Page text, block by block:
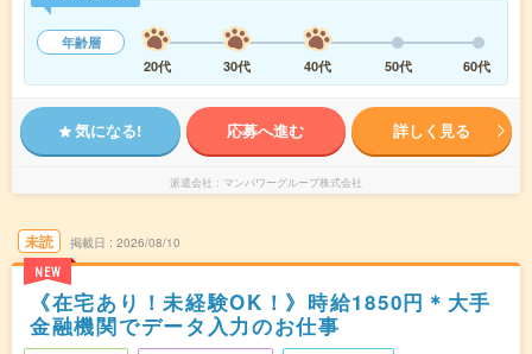
年齢層
20代
30代 40代 50代 60代
気になる! 応募へ進む 詳しく見る
派遣会社 マンパワーグループ株式会社
未読
NEW
掲載日 2026/08/10
《在宅あり！未経験OK！》時給1850円＊大手
金融機関でデータ入力のお仕事